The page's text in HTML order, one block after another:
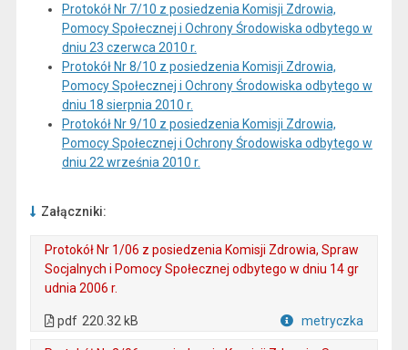
Protokół Nr 7/10 z posiedzenia Komisji Zdrowia,
Pomocy Społecznej i Ochrony Środowiska odbytego w
dniu 23 czerwca 2010 r.
Protokół Nr 8/10 z posiedzenia Komisji Zdrowia,
Pomocy Społecznej i Ochrony Środowiska odbytego w
dniu 18 sierpnia 2010 r.
Protokół Nr 9/10 z posiedzenia Komisji Zdrowia,
Pomocy Społecznej i Ochrony Środowiska odbytego w
dniu 22 września 2010 r.
Załączniki:
Protokół Nr 1/06 z posiedzenia Komisji Zdrowia, Spraw
Socjalnych i Pomocy Społecznej odbytego w dniu 14 gr
udnia 2006 r.
pdf 220.32 kB metryczka